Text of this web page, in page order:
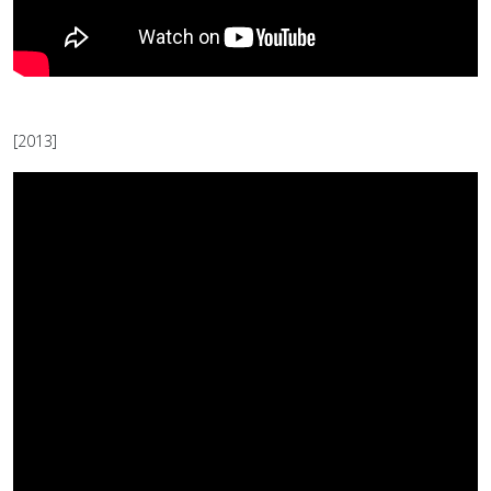
[2013]